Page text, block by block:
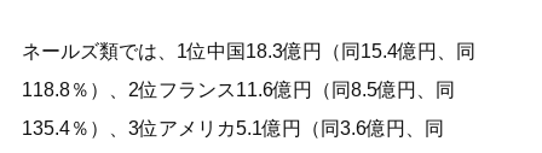
ネールズ類では、1位中国18.3億円（同15.4億円、同
118.8％）、2位フランス11.6億円（同8.5億円、同
135.4％）、3位アメリカ5.1億円（同3.6億円、同